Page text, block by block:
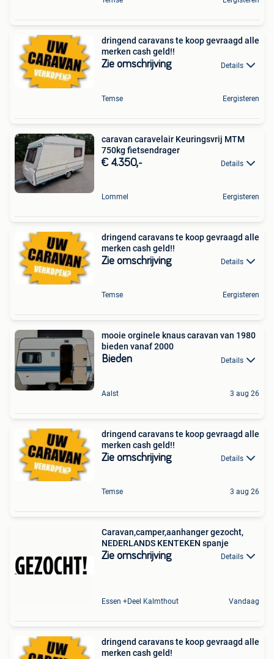
dringend caravans te koop gevraagd alle
merken cash geld!!
Zie omschrijving Details
Temse Eergisteren
caravan caravelair Keuringsvrij MTM
750kg fietsendrager
€ 4.350,- Details
Lommel Eergisteren
dringend caravans te koop gevraagd alle
merken cash geld!!
Zie omschrijving Details
Temse Eergisteren
mooie orginele knaus caravan van 1980
bieden vanaf 2000
Bieden Details
Aalst 3 aug 26
dringend caravans te koop gevraagd alle
merken cash geld!!
Zie omschrijving Details
Temse 3 aug 26
Caravan,camper,aanhanger gezocht,
NEDERLANDS KENTEKEN spanje
Zie omschrijving Details
Essen +Deel Kalmthout Vandaag
dringend caravans te koop gevraagd alle
merken cash geld!